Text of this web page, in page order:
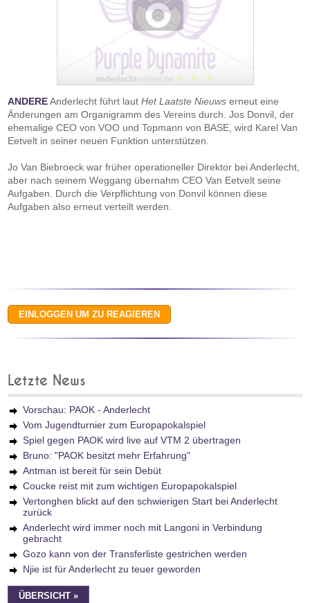
ANDEREAnderlecht führt lautHet Laatste Nieuws erneut eine
Änderungen am Organigramm des Vereins durch. Jos Donvil, der
ehemalige CEO von VOO und Topmann von BASE, wird Karel Van
Eetvelt in seiner neuen Funktion unterstützen.
Jo Van Biebroeck war früher operationeller Direktor bei Anderlecht,
aber nach seinem Weggang übernahm CEO Van Eetvelt seine
Aufgaben. Durch die Verpflichtung von Donvil können diese
Aufgaben also erneut verteilt werden.
Letzte News
Vorschau: PAOK - Anderlecht
Vom Jugendturnier zum Europapokalspiel
Spiel gegen PAOK wird live auf VTM 2 übertragen
Bruno: "PAOK besitzt mehr Erfahrung"
Antman ist bereit für sein Debüt
Coucke reist mit zum wichtigen Europapokalspiel
Vertonghen blickt auf den schwierigen Start bei Anderlecht
zurück
Anderlecht wird immer noch mit Langoni in Verbindung
gebracht
Gozo kann von der Transferliste gestrichen werden
Njie ist für Anderlecht zu teuer geworden
ÜBERSICHT »